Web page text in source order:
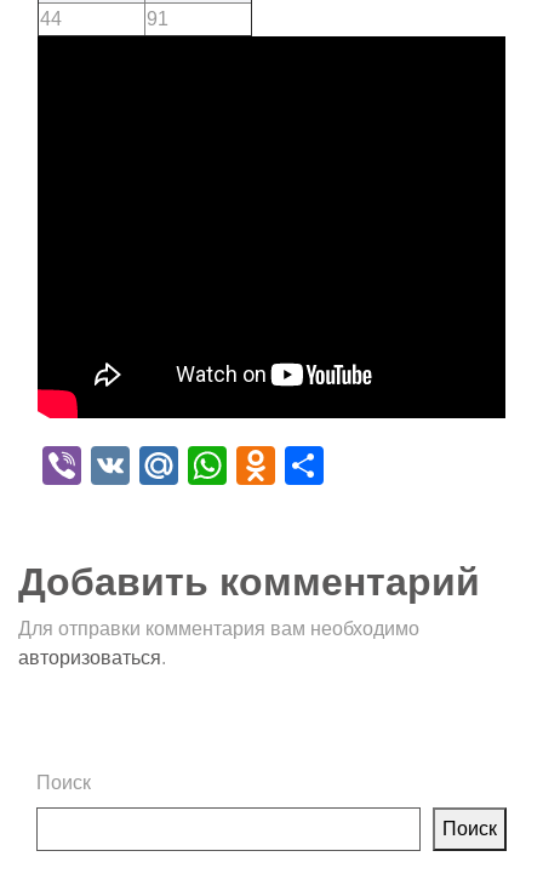
44
91
Viber
VK Mail.Ru
WhatsApp
Odnoklassniki
Добавить комментарий
Для отправки комментария вам необходимо
авторизоваться.
Поиск
Поиск